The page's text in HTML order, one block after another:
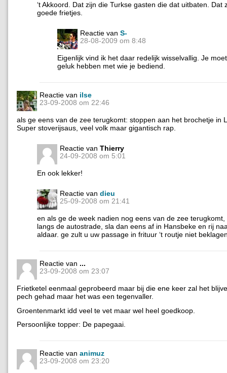
‘t Akkoord. Dat zijn die Turkse gasten die dat uitbaten. Dat
goede frietjes.
Reactie van S-
28-08-2009 om 8:48
Eigenlijk vind ik het daar redelijk wisselvallig. Je
geluk hebben met wie je bediend.
Reactie van ilse
23-09-2008 om 22:46
als ge eens van de zee terugkomt: stoppen aan het brochetje in
Super stoverijsaus, veel volk maar gigantisch rap.
Reactie van Thierry
24-09-2008 om 5:01
En ook lekker!
Reactie van dieu
25-09-2008 om 21:41
en als ge de week nadien nog eens van de zee
langs de autostrade, sla dan eens af in Hansbeke en rij
aldaar. ge zult u uw passage in frituur ‘t routje niet
Reactie van ...
23-09-2008 om 23:07
Frietketel eenmaal geprobeerd maar bij die ene keer zal het
pech gehad maar het was een tegenvaller.
Groentenmarkt idd veel te vet maar wel heel goedkoop.
Persoonlijke topper: De papegaai.
Reactie van animuz
23-09-2008 om 23:20